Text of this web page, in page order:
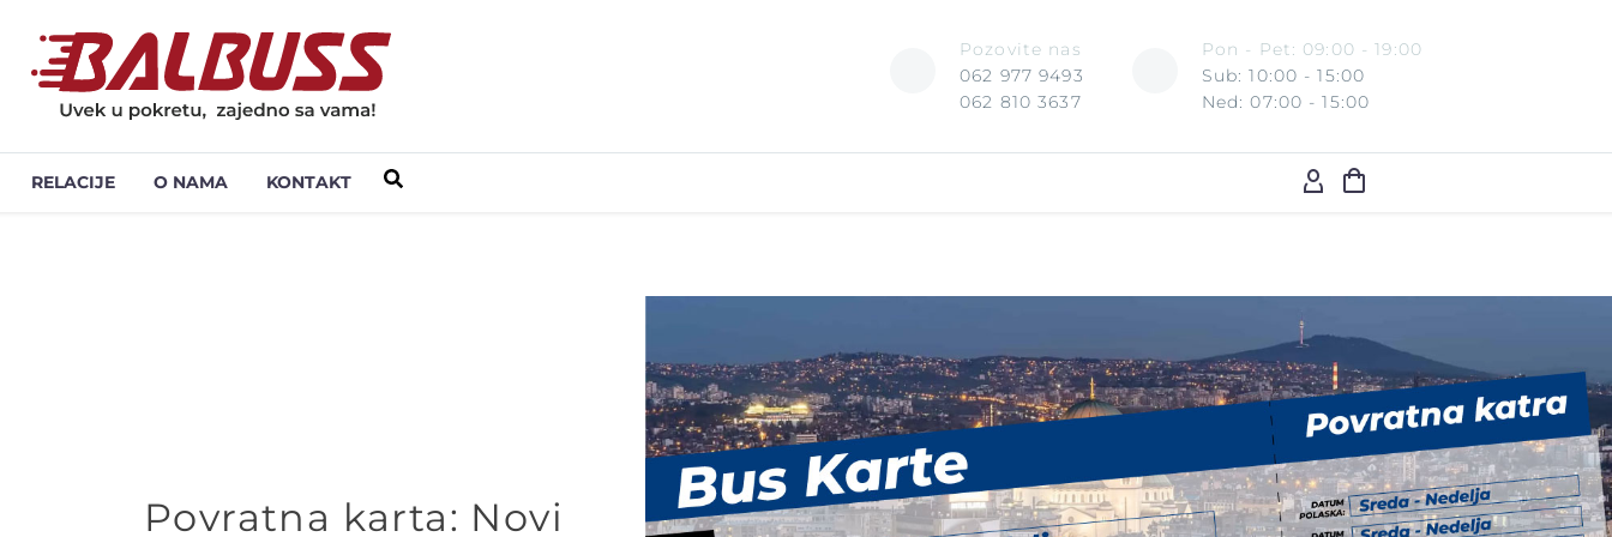
Pozovite nas
062 977 9493
062 810 3637
Pon - Pet: 09:00 - 19:00
Sub: 10:00 - 15:00
Ned: 07:00 - 15:00
RELACIJE O NAMA KONTAKT
Povratna karta: Novi